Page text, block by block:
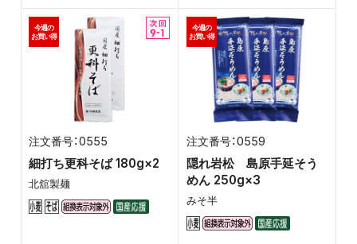
0555
細打ち更科そば 180g×2
北舘製麺
今週の
お買い得
0559
隠れ岩松 島原手延そう
めん 250g×3
みそ半
今週の
お買い得